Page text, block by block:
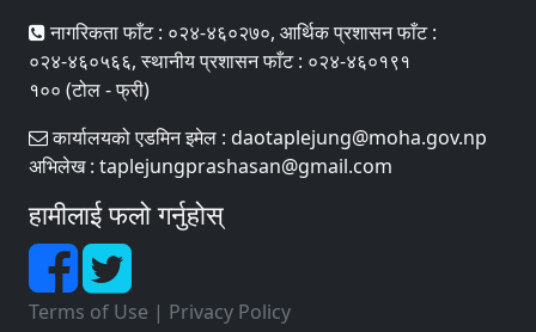
नागरिकता फाँट : ०२४-४६०२७०, आर्थिक प्रशासन फाँट :
०२४-४६०५६६, स्थानीय प्रशासन फाँट : ०२४-४६०१९१
१०० (टोल - फ्री)
कार्यालयको एडमिन इमेल : daotaplejung@moha.gov.np
अभिलेख : taplejungprashasan@gmail.com
हामीलाई फलो गर्नुहोस्
Terms of Use | Privacy Policy